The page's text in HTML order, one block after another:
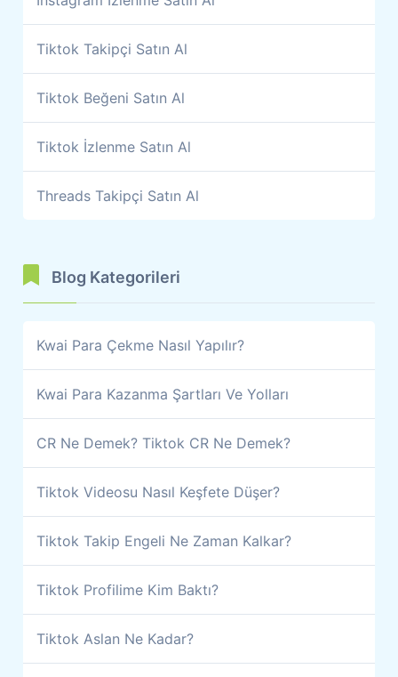
Tiktok Takipçi Satın Al
Tiktok Beğeni Satın Al
Tiktok İzlenme Satın Al
Threads Takipçi Satın Al
Blog Kategorileri
Kwai Para Çekme Nasıl Yapılır?
Kwai Para Kazanma Şartları Ve Yolları
CR Ne Demek? Tiktok CR Ne Demek?
Tiktok Videosu Nasıl Keşfete Düşer?
Tiktok Takip Engeli Ne Zaman Kalkar?
Tiktok Profilime Kim Baktı?
Tiktok Aslan Ne Kadar?